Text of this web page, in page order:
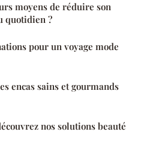
moyens de réduire son
quotidien ?
pour un voyage mode
encas sains et gourmands
nos solutions beauté